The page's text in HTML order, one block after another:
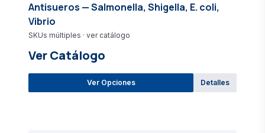
Antisueros — Salmonella, Shigella, E. coli,
Vibrio
SKUs múltiples · ver catálogo
Ver Catálogo
Ver Opciones Detalles